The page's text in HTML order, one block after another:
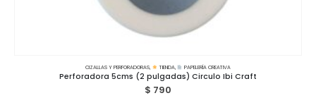
CIZALLAS Y PERFORADORAS, TIENDA, PAPELERÍA CREATIVA
Perforadora 5cms (2 pulgadas) Circulo Ibi Craft
$ 790